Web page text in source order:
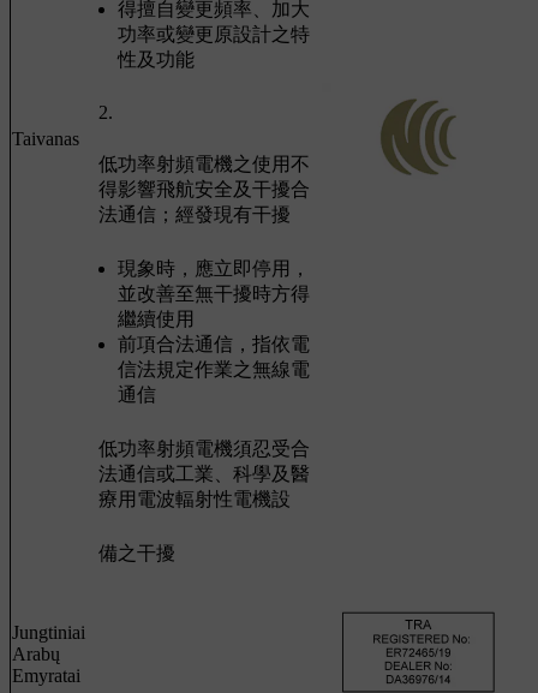
Taivanas
得擅自變更頻率、加大
功率或變更原設計之特
性及功能
2.
低功率射頻電機之使用不
得影響飛航安全及干擾合
法通信；經發現有干擾
現象時，應立即停用，
並改善至無干擾時方得
繼續使用
前項合法通信，指依電
信法規定作業之無線電
通信
低功率射頻電機須忍受合
法通信或工業、科學及醫
療用電波輻射性電機設
備之干擾
Jungtiniai
Arabų
Emyratai